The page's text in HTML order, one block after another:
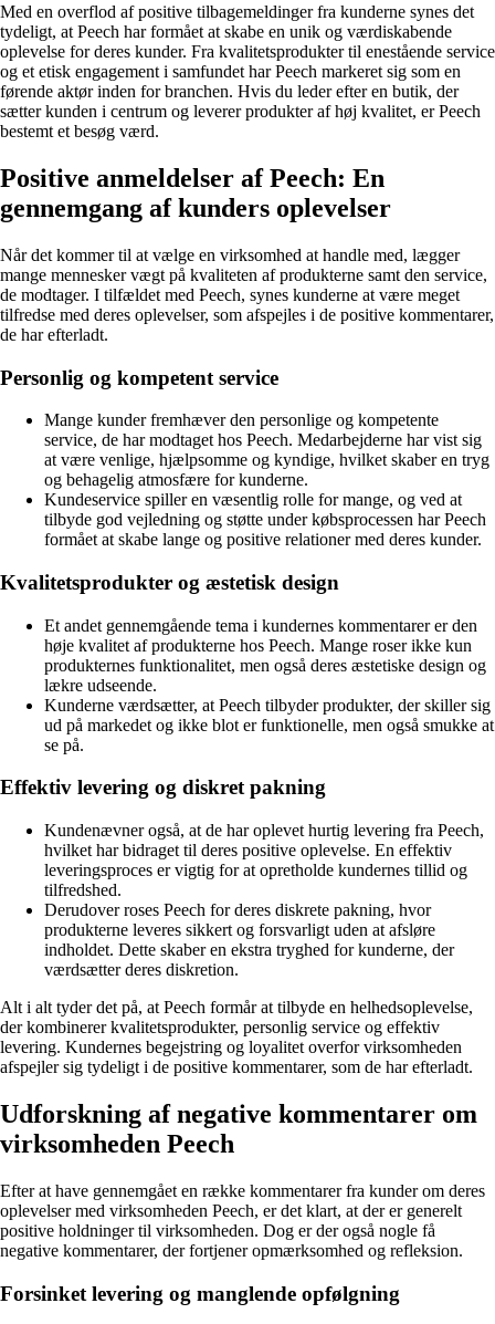
Med en overflod af positive tilbagemeldinger fra kunderne synes det
tydeligt, at Peech har formået at skabe en unik og værdiskabende
oplevelse for deres kunder. Fra kvalitetsprodukter til enestående service
og et etisk engagement i samfundet har Peech markeret sig som en
førende aktør inden for branchen. Hvis du leder efter en butik, der
sætter kunden i centrum og leverer produkter af høj kvalitet, er Peech
bestemt et besøg værd.
Positive anmeldelser af Peech: En
gennemgang af kunders oplevelser
Når det kommer til at vælge en virksomhed at handle med, lægger
mange mennesker vægt på kvaliteten af produkterne samt den service,
de modtager. I tilfældet med Peech, synes kunderne at være meget
tilfredse med deres oplevelser, som afspejles i de positive kommentarer,
de har efterladt.
Personlig og kompetent service
Mange kunder fremhæver den personlige og kompetente
service, de har modtaget hos Peech. Medarbejderne har vist sig
at være venlige, hjælpsomme og kyndige, hvilket skaber en tryg
og behagelig atmosfære for kunderne.
Kundeservice spiller en væsentlig rolle for mange, og ved at
tilbyde god vejledning og støtte under købsprocessen har Peech
formået at skabe lange og positive relationer med deres kunder.
Kvalitetsprodukter og æstetisk design
Et andet gennemgående tema i kundernes kommentarer er den
høje kvalitet af produkterne hos Peech. Mange roser ikke kun
produkternes funktionalitet, men også deres æstetiske design og
lækre udseende.
Kunderne værdsætter, at Peech tilbyder produkter, der skiller sig
ud på markedet og ikke blot er funktionelle, men også smukke at
se på.
Effektiv levering og diskret pakning
Kundenævner også, at de har oplevet hurtig levering fra Peech,
hvilket har bidraget til deres positive oplevelse. En effektiv
leveringsproces er vigtig for at opretholde kundernes tillid og
tilfredshed.
Derudover roses Peech for deres diskrete pakning, hvor
produkterne leveres sikkert og forsvarligt uden at afsløre
indholdet. Dette skaber en ekstra tryghed for kunderne, der
værdsætter deres diskretion.
Alt i alt tyder det på, at Peech formår at tilbyde en helhedsoplevelse,
der kombinerer kvalitetsprodukter, personlig service og effektiv
levering. Kundernes begejstring og loyalitet overfor virksomheden
afspejler sig tydeligt i de positive kommentarer, som de har efterladt.
Udforskning af negative kommentarer om
virksomheden Peech
Efter at have gennemgået en række kommentarer fra kunder om deres
oplevelser med virksomheden Peech, er det klart, at der er generelt
positive holdninger til virksomheden. Dog er der også nogle få
negative kommentarer, der fortjener opmærksomhed og refleksion.
Forsinket levering og manglende opfølgning